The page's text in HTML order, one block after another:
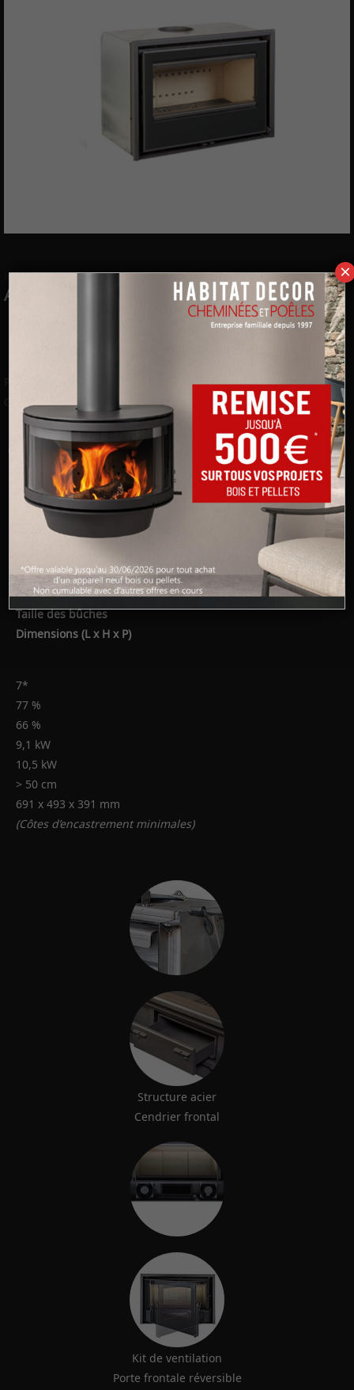
Nos produits>Insert à bois Rocal> ARc 70
ARc 70
Catalogue :Catalogue Rocal
Caractéristiques techniques
Flamme verte
Rendement
Puissance nominale
Puissance maximale
Taille des bûches
Dimensions (L x H x P)
7*
77 %
66 %
9,1 kW
10,5 kW
> 50 cm
691 x 493 x 391 mm
(Côtes d’encastrement minimales)
Structure acier
Cendrier frontal
Kit de ventilation
Porte frontale réversible
×